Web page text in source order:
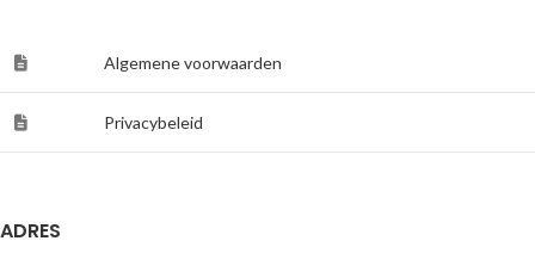
Algemene voorwaarden
Privacybeleid
ADRES